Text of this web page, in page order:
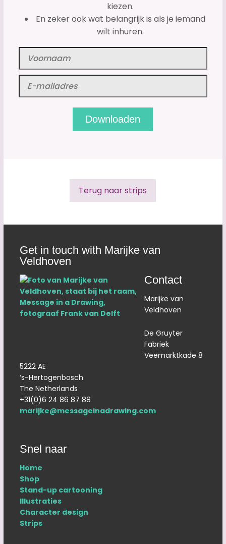
kiezen.
En zeker ook wat belangrijk is als je iemand
wilt inhuren.
Terug naar strips
Get in touch with Marijke van
Veldhoven
Contact
Marijke van
Veldhoven
De Gruyter
Fabriek
Veemarktkade 8
5222 AE
‘s-Hertogenbosch
The Netherlands
+31(0)6 24 86 87 88
marijke@messageinadrawing.com
Snel naar
Home
Shop
Stand-up cartooning
Illustraties
Character design
Strips